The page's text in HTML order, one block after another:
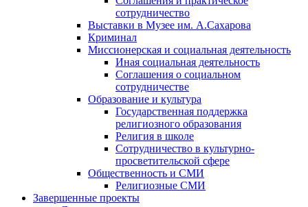
сотрудничество
Выставки в Музее им. А.Сахарова
Криминал
Миссионерская и социальная деятельность
Иная социальная деятельность
Соглашения о социальном
сотрудничестве
Образование и культура
Государственная поддержка
религиозного образования
Религия в школе
Сотрудничество в культурно-
просветительской сфере
Общественность и СМИ
Религиозные СМИ
Завершенные проекты